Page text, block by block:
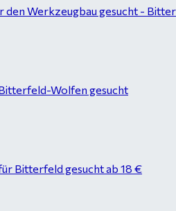
Werkzeugbau gesucht -
Wolfen gesucht
Bitterfeld gesucht ab 18 €